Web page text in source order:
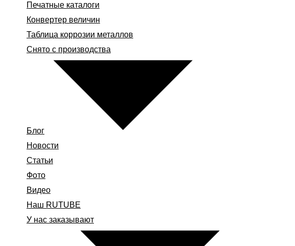
Печатные каталоги
Конвертер величин
Таблица коррозии металлов
Снято с производства
Блог
Новости
Статьи
Фото
Видео
Наш RUTUBE
У нас заказывают